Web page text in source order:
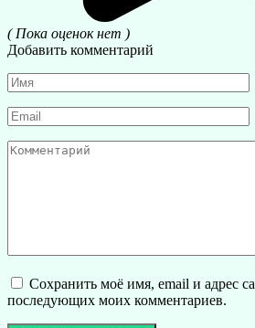
( Пока оценок нет )
Добавить комментарий
Имя
*
Email
*
Комментарий
Сохранить моё имя, email и адрес
последующих моих комментариев.